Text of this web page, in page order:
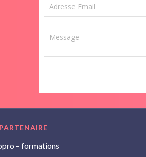
PARTENAIRE
– formations